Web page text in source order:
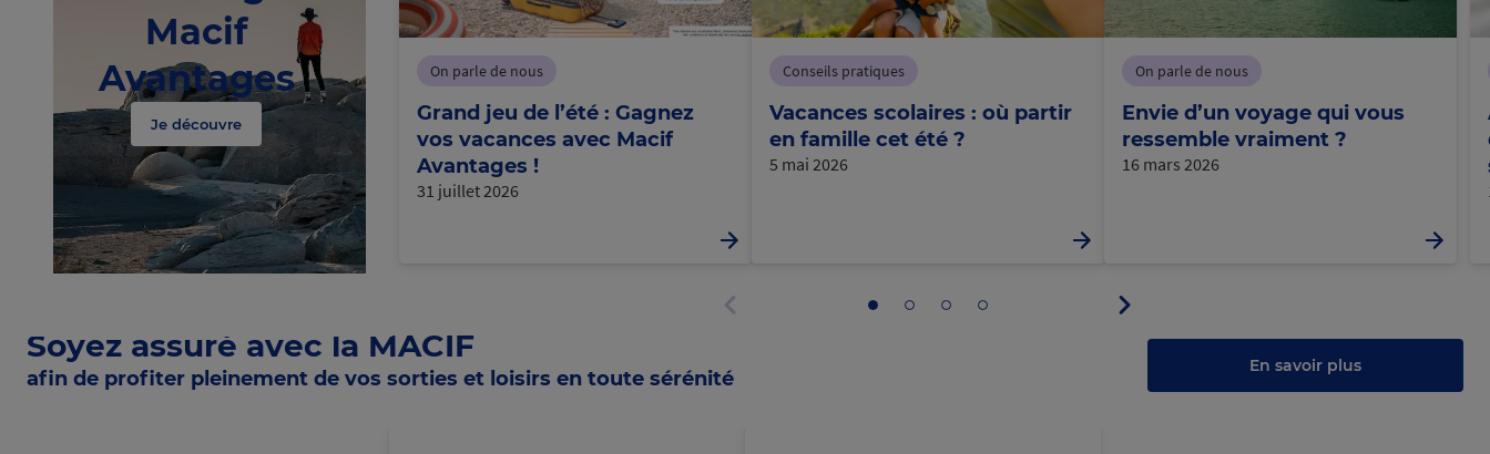
Macif
Avantages
Je découvre
On parle de nous
Grand jeu de l’été : Gagnez
vos vacances avec Macif
Avantages !
31 juillet 2026
Conseils pratiques
Vacances scolaires : où partir
en famille cet été ?
5 mai 2026
On parle de nous
Envie d’un voyage qui vous
ressemble vraiment ?
16 mars 2026
Aller Aller Aller Aller
Panneau
suivant
Soyez assuré avec la MACIF
afin de profiter pleinement de vos sorties et loisirs en toute sérénité
En savoir plus